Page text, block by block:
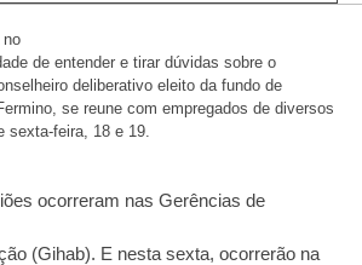
no
de entender e tirar dúvidas sobre o
deliberativo eleito da fundo de
se reune com empregados de diversos
sexta-feira, 18 e 19.
ocorreram nas Gerências de
(Gihab). E nesta sexta, ocorrerão na